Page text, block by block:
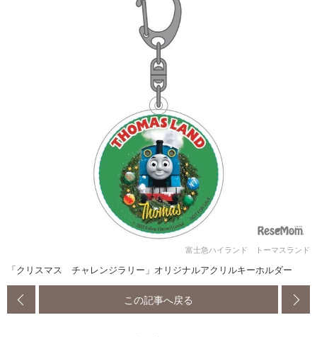
富士急ハイランド トーマスランド
「クリスマス チャレンジラリー」オリジナルアクリルキーホルダー
この記事へ戻る